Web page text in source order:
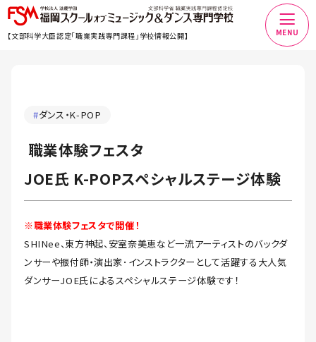
【文部科学大臣認定「職業実践専門課程」学校情報公開】 MENU
#ダンス・K-POP
職業体験フェスタ
JOE氏 K-POPスペシャルステージ体験
※職業体験フェスタで開催！
SHINee、東方神起、安室奈美恵など一流アーティストのバックダ
ンサーや振付師・演出家･インストラクターとして活躍する大人気
ダンサーJOE氏によるスペシャルステージ体験です！